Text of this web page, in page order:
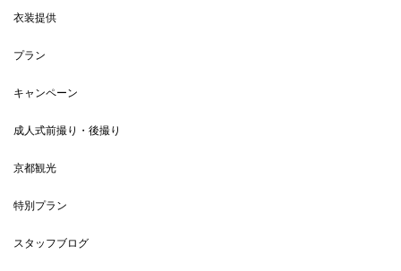
衣装提供
プラン
キャンペーン
成人式前撮り・後撮り
京都観光
特別プラン
スタッフブログ